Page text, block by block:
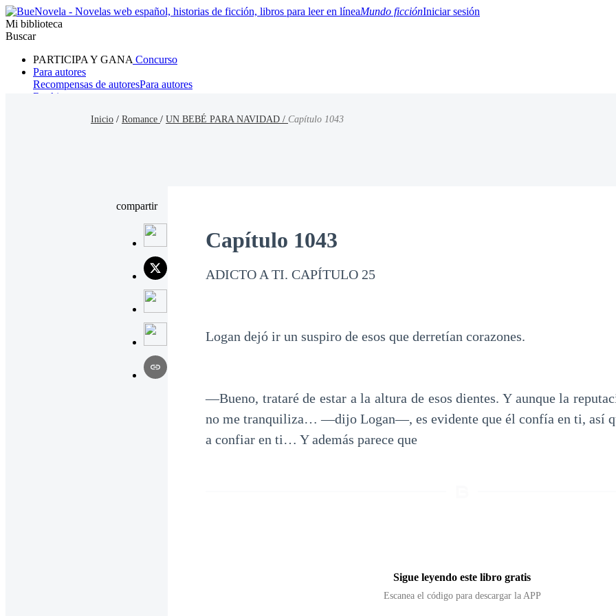
Mundo ficciónIniciar sesión
Mi biblioteca
Buscar
PARTICIPA Y GANA Concurso
Para autores
Recompensas de autoresPara autores
Ranking
Inicio / Romance / UN BEBÉ PARA NAVIDAD / Capítulo 1043
compartir
Capítulo 1043
ADICTO A TI. CAPÍTULO 25
Logan dejó ir un suspiro de esos que derretían corazones.
—Bueno, trataré de estar a la altura de esos dientes. Y aunque la
no me tranquiliza… —dijo Logan—, es evidente que él confía en ti, así
a confiar en ti… Y además parece que
Sigue leyendo este libro gratis
Escanea el código para descargar la APP